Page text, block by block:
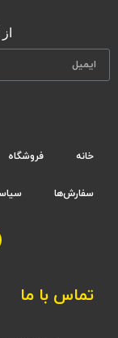
خانه فروشگاه
سفارش‌ها
تماس با ما